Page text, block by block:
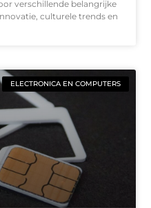
verschillende belangrijke
culturele trends en
ELECTRONICA EN COMPUTERS